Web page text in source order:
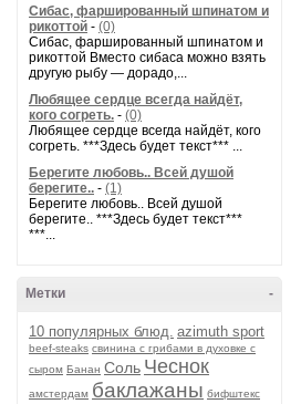
Сибас, фаршированный шпинатом и
рикоттой - (0)
Сибас, фаршированный шпинатом и
рикоттой Вместо сибаса можно взять
другую рыбу — дорадо,...
Любящее сердце всегда найдёт,
кого согреть. - (0)
Любящее сердце всегда найдёт, кого
согреть. ***Здесь будет текст*** ...
Берегите любовь.. Всей душой
берегите.. - (1)
Берегите любовь.. Всей душой
берегите.. ***Здесь будет текст***
***...
-
Метки
10 популярных блюд. azimuth sport
beef-stеаks cвинина с грибами в духовке с
сыром Банан Соль Чеснок
амстердам баклажаны бифштекс